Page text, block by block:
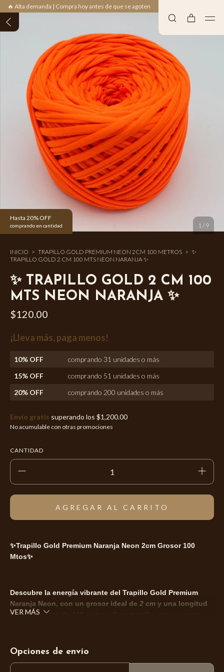
🔥 Alta demanda | Compra hoy antes de que se agoten
Hasta 20% OFF
comprando en cantidad 1/ 9
INICIO > TRAPILLO GOLD PREMIUM NEON 2CM 100 METROS > ✨
TRAPILLO GOLD 2 CM 100 MTS NEON NARANJA ✨
✨ TRAPILLO GOLD 2 CM 100
MTS NEON NARANJA ✨
$120.00
¡Lleva más, paga menos!
10% OFF
comprando 31 unidades o más
15% OFF
comprando 51 unidades o más
20% OFF
comprando 200 unidades o más
Envío gratis superando los $1,200.00
No acumulable con otras promociones
CANTIDAD
✨Trapillo Gold Premium Naranja Neon 2cm Grosor 100
Mtos✨
Descubre la energía vibrante del Trapillo Gold Premium
Naranja Neon, con un grosor ideal de 2 cm y una longitud
impresionante de
Su textura suave y resistente facilita un tejido cómodo y
sin fatiga, ideal para proyectos que van desde bolsos y
VER MÁS
ENTREGAS PARA EL CP:
Opciones de envío